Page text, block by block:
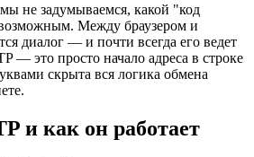
не задумываемся, какой "код
возможным. Между браузером и
диалог — и почти всегда его ведет
— это просто начало адреса в строке
скрыта вся логика обмена
и как он работает